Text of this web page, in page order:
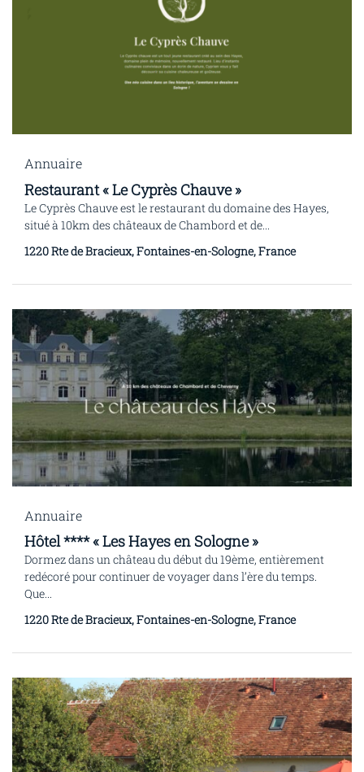
Annuaire
Restaurant « Le Cyprès Chauve »
Le Cyprès Chauve est le restaurant du domaine des Hayes,
situé à 10km des châteaux de Chambord et de...
1220 Rte de Bracieux, Fontaines-en-Sologne, France
Annuaire
Hôtel **** « Les Hayes en Sologne »
Dormez dans un château du début du 19ème, entièrement
redécoré pour continuer de voyager dans l’ère du temps.
Que...
1220 Rte de Bracieux, Fontaines-en-Sologne, France